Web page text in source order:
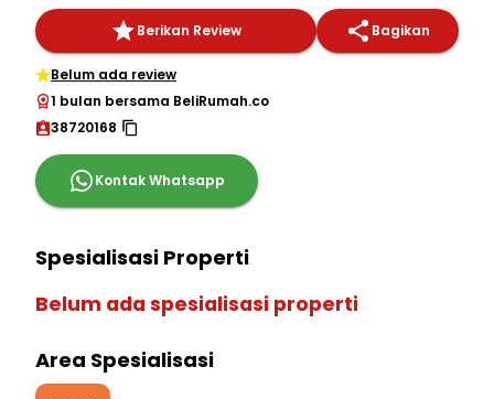
Berikan Review Bagikan
Belum ada review
1 bulan bersama BeliRumah.co
38720168
Kontak Whatsapp
Spesialisasi Properti
Belum ada spesialisasi properti
Area Spesialisasi